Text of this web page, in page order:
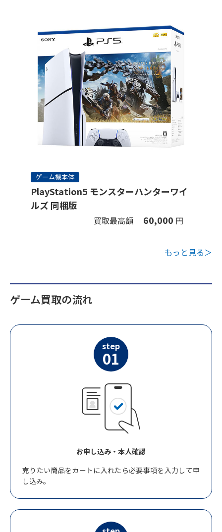
ゲーム機本体
PlayStation5 モンスターハンターワイ
ルズ 同梱版
買取最高額 60,000 円
もっと見る＞
ゲーム買取の流れ
step
01
お申し込み・本人確認
売りたい商品をカートに入れたら必要事項を入力して申
し込み。